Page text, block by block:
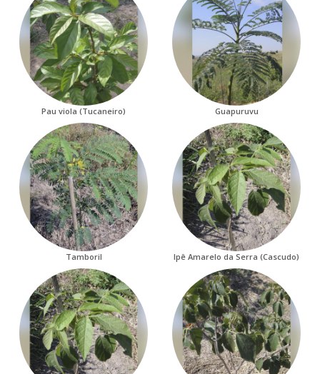
Pau viola (Tucaneiro) Guapuruvu
Tamboril Ipê Amarelo da Serra (Cascudo)